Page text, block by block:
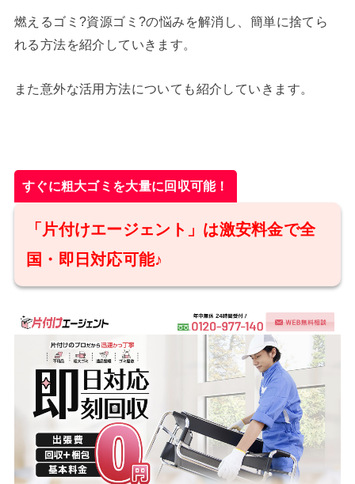
燃えるゴミ?資源ゴミ?の悩みを解消し、簡単に捨てら
れる方法を紹介していきます。
また意外な活用方法についても紹介していきます。
すぐに粗大ゴミを大量に回収可能！
「片付けエージェント」は激安料金で全
国・即日対応可能♪